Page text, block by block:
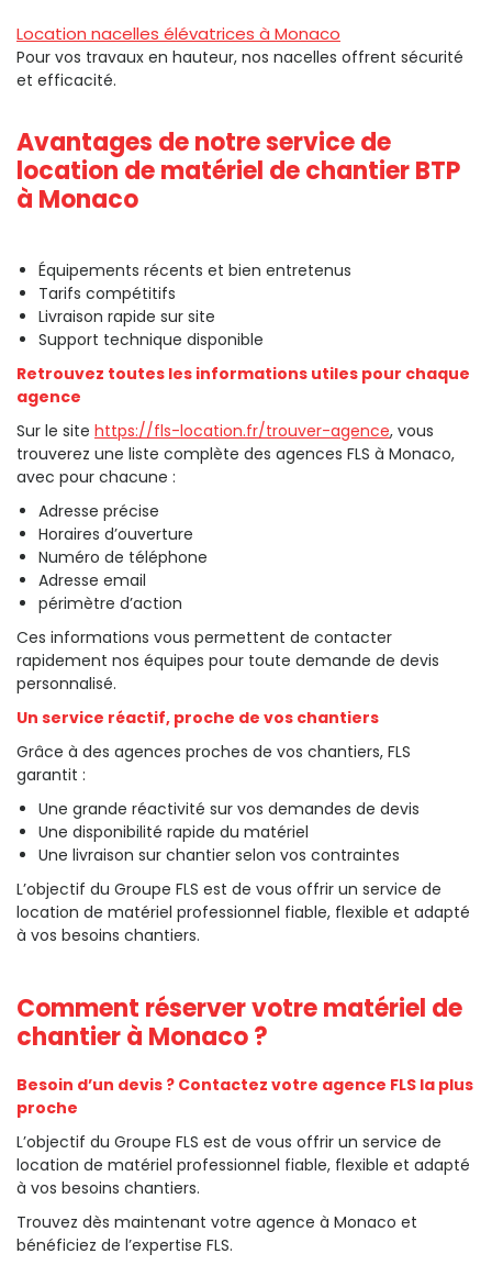
Location nacelles élévatrices à Monaco
Pour vos travaux en hauteur, nos nacelles offrent sécurité
et efficacité.
Avantages de notre service de
location de matériel de chantier BTP
à Monaco
Équipements récents et bien entretenus
Tarifs compétitifs
Livraison rapide sur site
Support technique disponible
Retrouvez toutes les informations utiles pour chaque
agence
Sur le site https://fls-location.fr/trouver-agence, vous
trouverez une liste complète des agences FLS à Monaco,
avec pour chacune :
Adresse précise
Horaires d’ouverture
Numéro de téléphone
Adresse email
périmètre d’action
Ces informations vous permettent de contacter
rapidement nos équipes pour toute demande de devis
personnalisé.
Un service réactif, proche de vos chantiers
Grâce à des agences proches de vos chantiers, FLS
garantit :
Une grande réactivité sur vos demandes de devis
Une disponibilité rapide du matériel
Une livraison sur chantier selon vos contraintes
L’objectif du Groupe FLS est de vous offrir un service de
location de matériel professionnel fiable, flexible et adapté
à vos besoins chantiers.
Comment réserver votre matériel de
chantier à Monaco ?
Besoin d’un devis ? Contactez votre agence FLS la plus
proche
L’objectif du Groupe FLS est de vous offrir un service de
location de matériel professionnel fiable, flexible et adapté
à vos besoins chantiers.
Trouvez dès maintenant votre agence à Monaco et
bénéficiez de l’expertise FLS.